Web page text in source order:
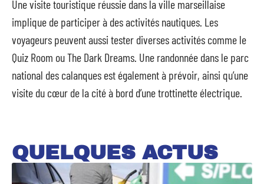
Une visite touristique réussie dans la ville marseillaise
implique de participer à des activités nautiques. Les
voyageurs peuvent aussi tester diverses activités comme le
Quiz Room ou The Dark Dreams. Une randonnée dans le parc
national des calanques est également à prévoir, ainsi qu’une
visite du cœur de la cité à bord d’une trottinette électrique.
QUELQUES ACTUS